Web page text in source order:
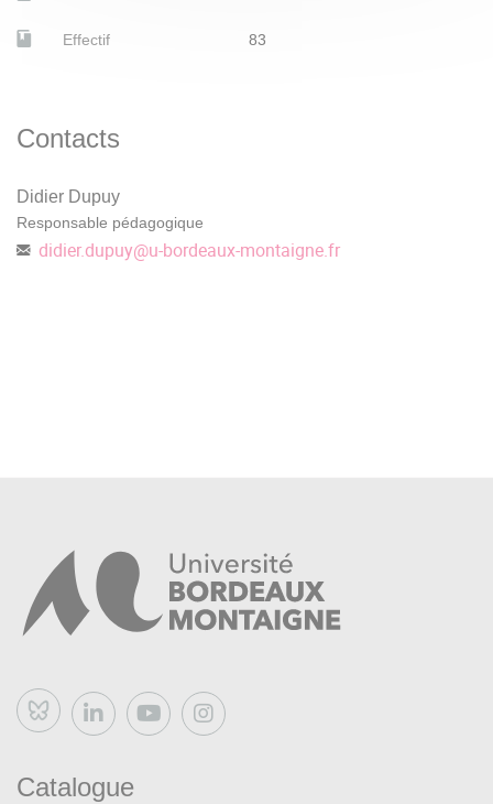
NEYRARD F.-X., REY M.-P.,
Effectif 83
Contacts
Didier Dupuy
Responsable pédagogique
didier.dupuy@u-bordeaux-montaigne.fr
Bluesky
Catalogue